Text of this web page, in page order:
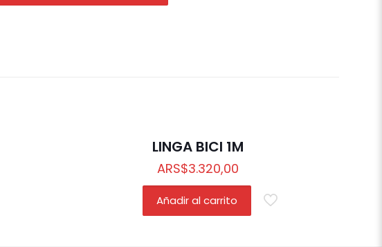
LINGA BICI 1M
ARS$3.320,00
Añadir al carrito